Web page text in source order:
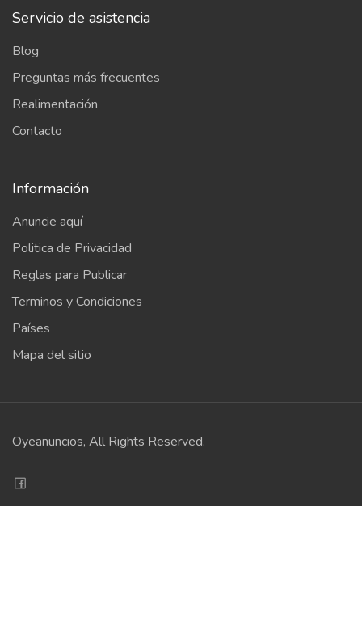
Servicio de asistencia
Blog
Preguntas más frecuentes
Realimentación
Contacto
Información
Anuncie aquí
Politica de Privacidad
Reglas para Publicar
Terminos y Condiciones
Países
Mapa del sitio
Oyeanuncios, All Rights Reserved.